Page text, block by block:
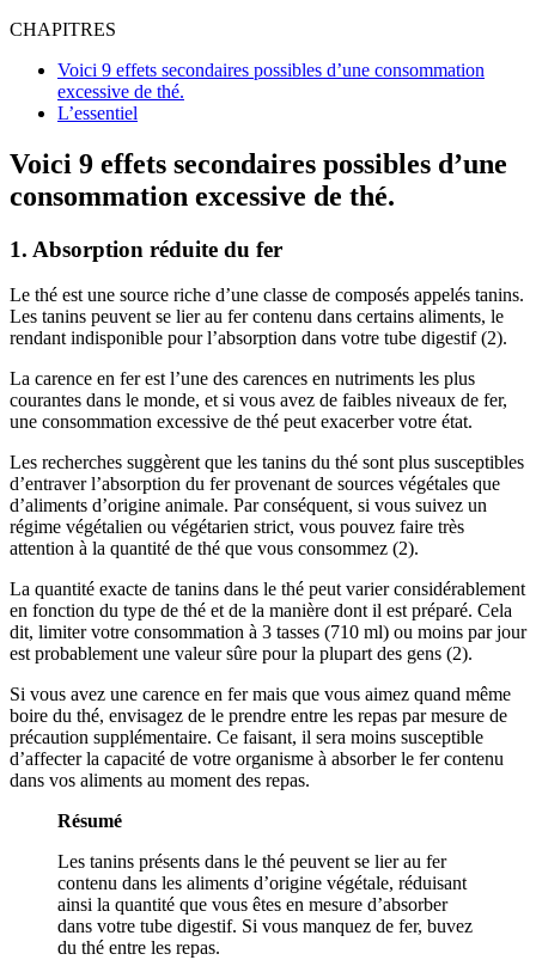
CHAPITRES
Voici 9 effets secondaires possibles d’une consommation
excessive de thé.
L’essentiel
Voici 9 effets secondaires possibles d’une
consommation excessive de thé.
1. Absorption réduite du fer
Le thé est une source riche d’une classe de composés appelés tanins.
Les tanins peuvent se lier au fer contenu dans certains aliments, le
rendant indisponible pour l’absorption dans votre tube digestif (2).
La carence en fer est l’une des carences en nutriments les plus
courantes dans le monde, et si vous avez de faibles niveaux de fer,
une consommation excessive de thé peut exacerber votre état.
Les recherches suggèrent que les tanins du thé sont plus susceptibles
d’entraver l’absorption du fer provenant de sources végétales que
d’aliments d’origine animale. Par conséquent, si vous suivez un
régime végétalien ou végétarien strict, vous pouvez faire très
attention à la quantité de thé que vous consommez (2).
La quantité exacte de tanins dans le thé peut varier considérablement
en fonction du type de thé et de la manière dont il est préparé. Cela
dit, limiter votre consommation à 3 tasses (710 ml) ou moins par jour
est probablement une valeur sûre pour la plupart des gens (2).
Si vous avez une carence en fer mais que vous aimez quand même
boire du thé, envisagez de le prendre entre les repas par mesure de
précaution supplémentaire. Ce faisant, il sera moins susceptible
d’affecter la capacité de votre organisme à absorber le fer contenu
dans vos aliments au moment des repas.
Résumé
Les tanins présents dans le thé peuvent se lier au fer
contenu dans les aliments d’origine végétale, réduisant
ainsi la quantité que vous êtes en mesure d’absorber
dans votre tube digestif. Si vous manquez de fer, buvez
du thé entre les repas.